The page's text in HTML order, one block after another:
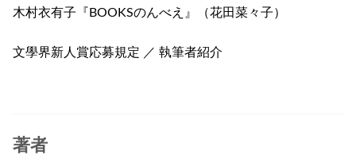
木村衣有子『BOOKSのんべえ』（花田菜々子）
文學界新人賞応募規定 ／ 執筆者紹介
著者